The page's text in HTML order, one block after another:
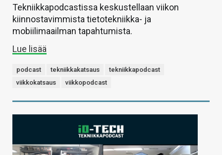
Tekniikkapodcastissa keskustellaan viikon
kiinnostavimmista tietotekniikka- ja
mobiilimaailman tapahtumista.
Lue lisää
podcast tekniikkakatsaus
tekniikkapodcast
viikkokatsaus
viikkopodcast